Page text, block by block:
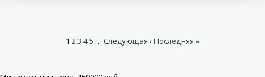
1 23 45 … Следующая › Последняя »